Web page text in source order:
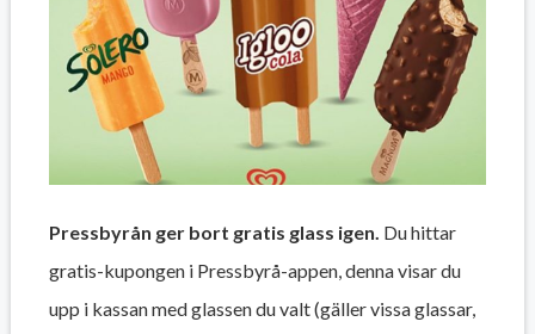
Pressbyrån ger bort gratis glass igen. Du hittar
gratis-kupongen i Pressbyrå-appen, denna visar du
upp i kassan med glassen du valt (gäller vissa glassar,